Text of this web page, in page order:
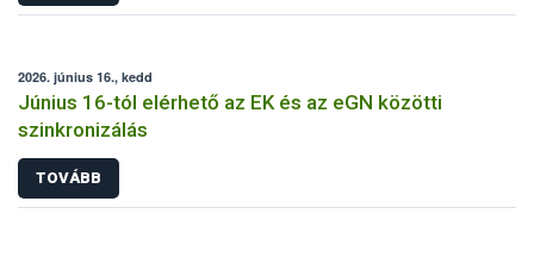
2026. június 16., kedd
Június 16-tól elérhető az EK és az eGN közötti
szinkronizálás
TOVÁBB